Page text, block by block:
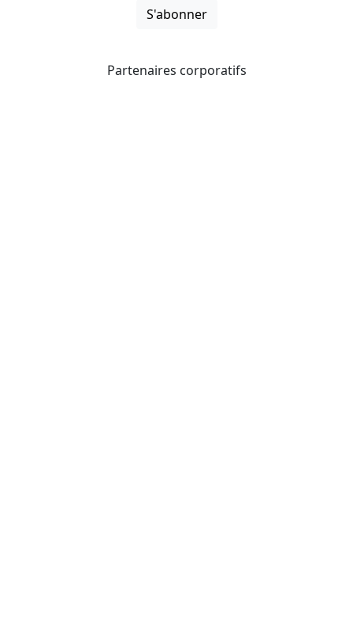
S'abonner
Partenaires corporatifs